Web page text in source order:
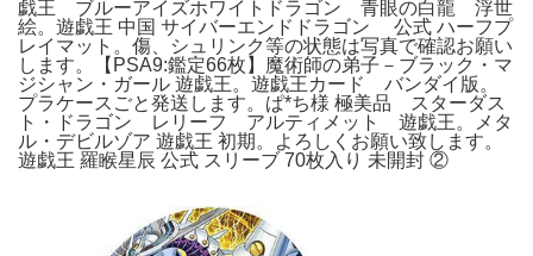
戯王 ブルーアイズホワイトドラゴン 青眼の白龍 浮世
絵。遊戯王 中国 サイバーエンドドラゴン 公式 ハーフプ
レイマット。傷、シュリンク等の状態は写真で確認お願い
します。【PSA9:鑑定66枚】魔術師の弟子－ブラック・マ
ジシャン・ガール 遊戯王。遊戯王カード バンダイ版。
プラケースごと発送します。ぱ*ち様 極美品 スターダス
ト・ドラゴン レリーフ アルティメット 遊戯王。メタ
ル・デビルゾア 遊戯王 初期。よろしくお願い致します。
遊戯王 羅睺星辰 公式 スリーブ 70枚入り 未開封 ②